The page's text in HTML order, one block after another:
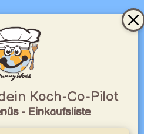
Koch-Co-Pilot
- Einkaufsliste